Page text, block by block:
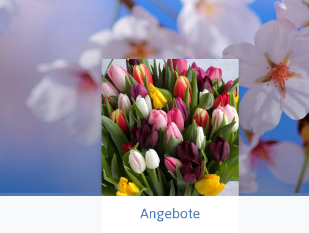
Angebote